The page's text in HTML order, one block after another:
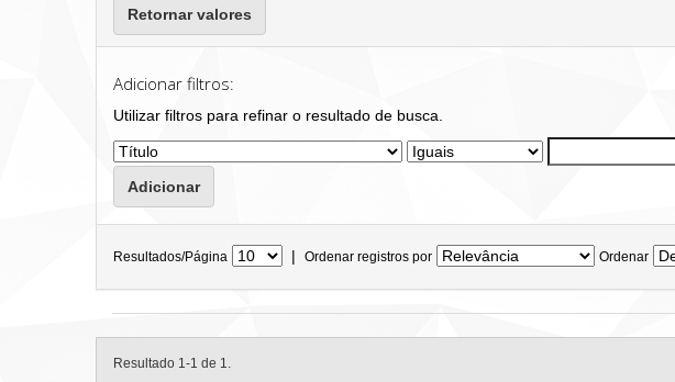
Retornar valores
Adicionar filtros:
Utilizar filtros para refinar o resultado de busca.
Resultados/Página | Ordenar registros por Ordenar
Resultado 1-1 de 1.